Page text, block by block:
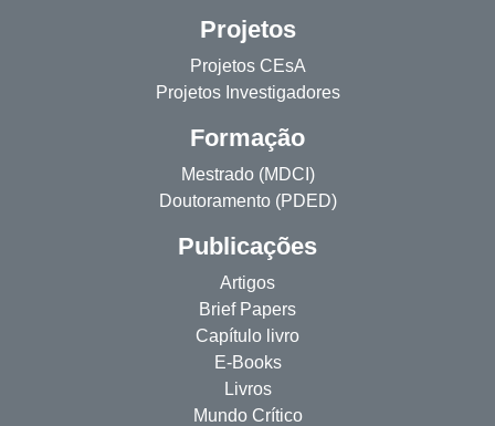
Projetos
Projetos CEsA
Projetos Investigadores
Formação
Mestrado (MDCI)
Doutoramento (PDED)
Publicações
Artigos
Brief Papers
Capítulo livro
E-Books
Livros
Mundo Crítico